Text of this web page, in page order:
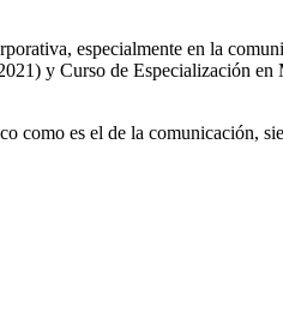
especialmente en la
y Curso de Especialización
como es el de la comunicación,